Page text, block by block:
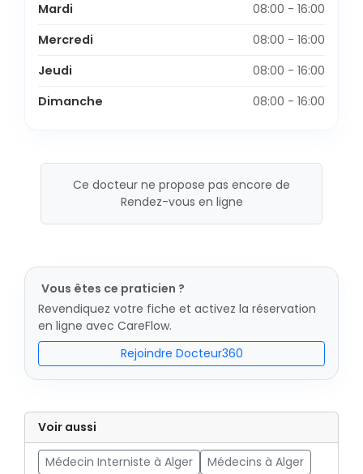
Mardi
08:00 - 16:00
Mercredi
08:00 - 16:00
Jeudi
08:00 - 16:00
Dimanche
08:00 - 16:00
Ce docteur ne propose pas encore de
Rendez-vous en ligne
Vous êtes ce praticien ?
Revendiquez votre fiche et activez la réservation
en ligne avec CareFlow.
Rejoindre Docteur360
Voir aussi
Médecin Interniste à Alger Médecins à Alger